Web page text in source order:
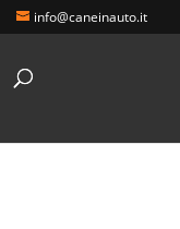
info@caneinauto.it